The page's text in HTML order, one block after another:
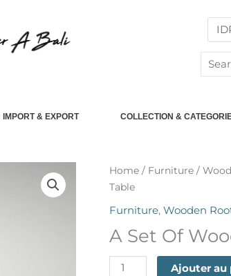
for:
IMPORT & EXPORT COLLECTION &
Home / Furniture /
Table
Furniture, Wooden
A Set Of
quantité
de
Of
Chairs
Ajouter au